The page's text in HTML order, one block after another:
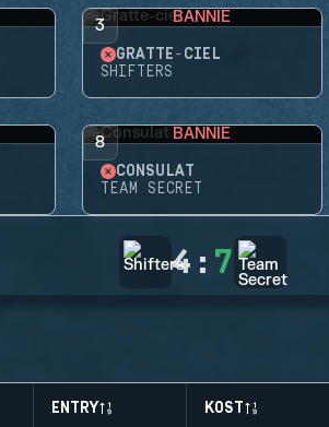
3 BANNIE
GRATTE-CIEL
SHIFTERS
8 BANNIE
CONSULAT
TEAM SECRET
4 : 7
ENTRY KOST